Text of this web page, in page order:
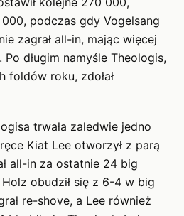
podczas gdy Vogelsang
zagrał all-in, mając więcej
długim namyśle Theologis,
foldów roku, zdołał
trwała zaledwie jedno
Kiat Lee otworzył z parą
all-in za ostatnie 24 big
obudził się z 6-4 w big
re-shove, a Lee również